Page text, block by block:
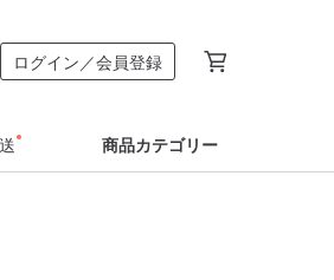
ログイン／会員登録
商品カテゴリー